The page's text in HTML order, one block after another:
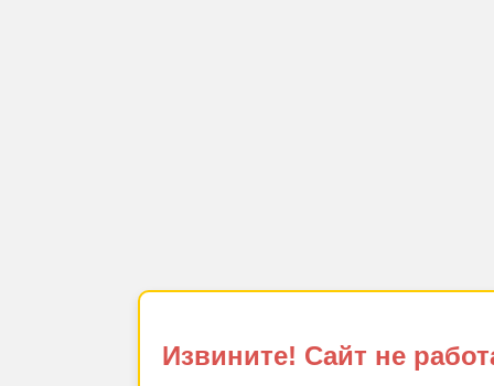
Извините! Сайт не